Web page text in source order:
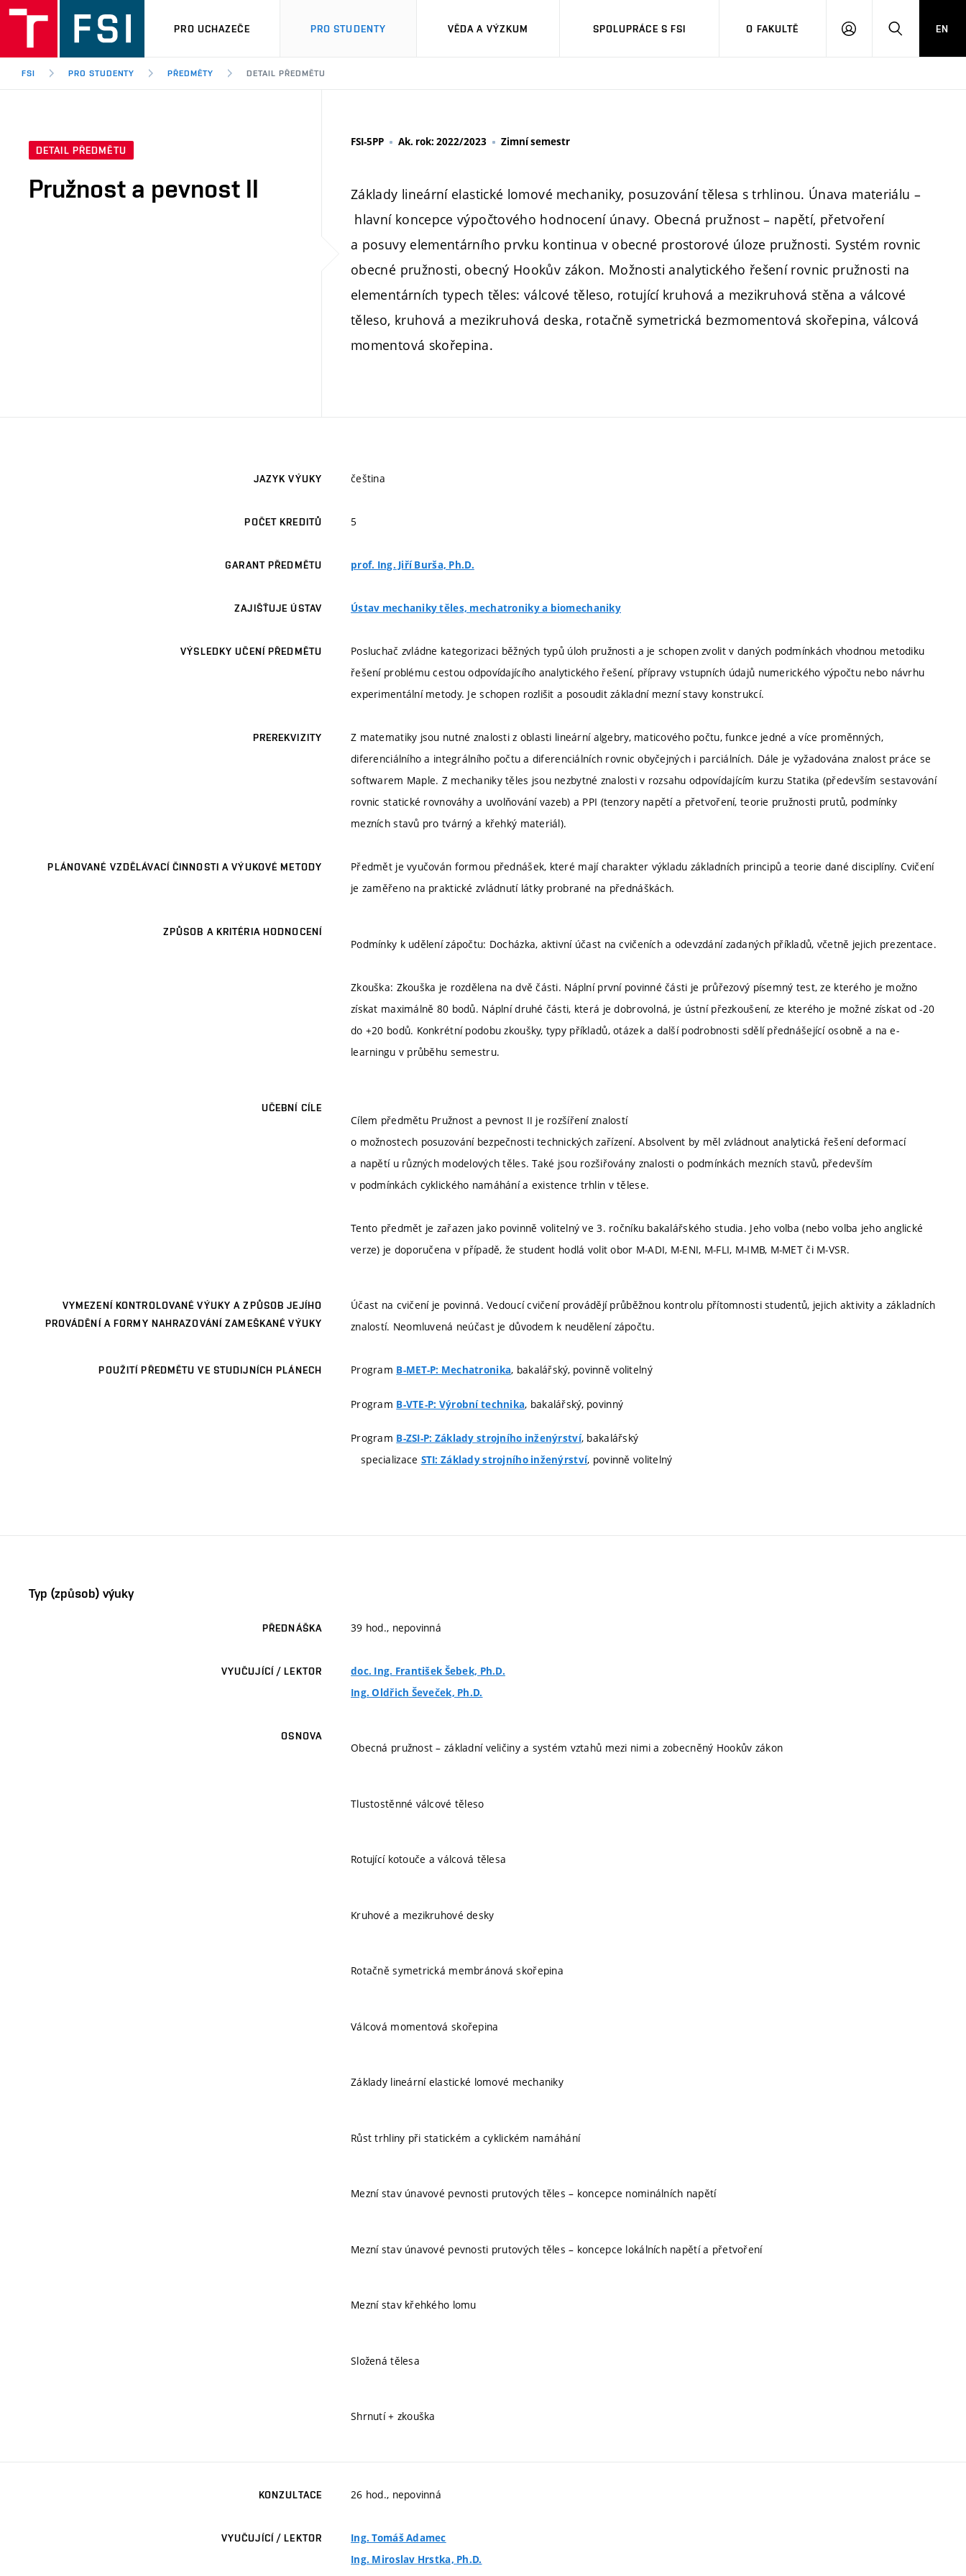
PRO UCHAZEČE PRO STUDENTY VĚDA A VÝZKUM SPOLUPRÁCE S FSI O FAKULTĚ
PŘIHLÁŠENÍHLEDAT
EN
FSI PRO STUDENTY PŘEDMĚTY DETAIL PŘEDMĚTU
DETAIL PŘEDMĚTU
Pružnost a pevnost II
FSI-5PP Ak. rok: 2022/2023 Zimní semestr
Základy lineární elastické lomové mechaniky, posuzování tělesa s trhlinou. Únava materiálu –
hlavní koncepce výpočtového hodnocení únavy. Obecná pružnost – napětí, přetvoření
a posuvy elementárního prvku kontinua v obecné prostorové úloze pružnosti. Systém rovnic
obecné pružnosti, obecný Hookův zákon. Možnosti analytického řešení rovnic pružnosti na
elementárních typech těles: válcové těleso, rotující kruhová a mezikruhová stěna a válcové
těleso, kruhová a mezikruhová deska, rotačně symetrická bezmomentová skořepina, válcová
momentová skořepina.
JAZYK VÝUKY čeština
POČET KREDITŮ 5
GARANT PŘEDMĚTU prof. Ing. Jiří Burša, Ph.D.
ZAJIŠŤUJE ÚSTAV Ústav mechaniky těles, mechatroniky a biomechaniky
VÝSLEDKY UČENÍ PŘEDMĚTU
Posluchač zvládne kategorizaci běžných typů úloh pružnosti a je schopen zvolit v daných podmínkách vhodnou metodiku
řešení problému cestou odpovídajícího analytického řešení, přípravy vstupních údajů numerického výpočtu nebo návrhu
experimentální metody. Je schopen rozlišit a posoudit základní mezní stavy konstrukcí.
PREREKVIZITY
Z matematiky jsou nutné znalosti z oblasti lineární algebry, maticového počtu, funkce jedné a více proměnných,
diferenciálního a integrálního počtu a diferenciálních rovnic obyčejných i parciálních. Dále je vyžadována znalost práce se
softwarem Maple. Z mechaniky těles jsou nezbytné znalosti v rozsahu odpovídajícím kurzu Statika (především sestavování
rovnic statické rovnováhy a uvolňování vazeb) a PPI (tenzory napětí a přetvoření, teorie pružnosti prutů, podmínky
mezních stavů pro tvárný a křehký materiál).
PLÁNOVANÉ VZDĚLÁVACÍ ČINNOSTI A VÝUKOVÉ METODY
Předmět je vyučován formou přednášek, které mají charakter výkladu základních principů a teorie dané disciplíny. Cvičení
je zaměřeno na praktické zvládnutí látky probrané na přednáškách.
ZPŮSOB A KRITÉRIA HODNOCENÍ
Podmínky k udělení zápočtu: Docházka, aktivní účast na cvičeních a odevzdání zadaných příkladů, včetně jejich prezentace.
Zkouška: Zkouška je rozdělena na dvě části. Náplní první povinné části je průřezový písemný test, ze kterého je možno
získat maximálně 80 bodů. Náplní druhé části, která je dobrovolná, je ústní přezkoušení, ze kterého je možné získat od -20
do +20 bodů. Konkrétní podobu zkoušky, typy příkladů, otázek a další podrobnosti sdělí přednášející osobně a na e-
learningu v průběhu semestru.
UČEBNÍ CÍLE
Cílem předmětu Pružnost a pevnost II je rozšíření znalostí
o možnostech posuzování bezpečnosti technických zařízení. Absolvent by měl zvládnout analytická řešení deformací
a napětí u různých modelových těles. Také jsou rozšiřovány znalosti o podmínkách mezních stavů, především
v podmínkách cyklického namáhání a existence trhlin v tělese.
Tento předmět je zařazen jako povinně volitelný ve 3. ročníku bakalářského studia. Jeho volba (nebo volba jeho anglické
verze) je doporučena v případě, že student hodlá volit obor M-ADI, M-ENI, M-FLI, M-IMB, M-MET či M-VSR.
VYMEZENÍ KONTROLOVANÉ VÝUKY A ZPŮSOB JEJÍHO
PROVÁDĚNÍ A FORMY NAHRAZOVÁNÍ ZAMEŠKANÉ VÝUKY
Účast na cvičení je povinná. Vedoucí cvičení provádějí průběžnou kontrolu přítomnosti studentů, jejich aktivity a základních
znalostí. Neomluvená neúčast je důvodem k neudělení zápočtu.
POUŽITÍ PŘEDMĚTU VE STUDIJNÍCH PLÁNECH Program B-MET-P: Mechatronika, bakalářský, povinně volitelný
Program B-VTE-P: Výrobní technika, bakalářský, povinný
Program B-ZSI-P: Základy strojního inženýrství, bakalářský
specializace STI: Základy strojního inženýrství, povinně volitelný
Typ (způsob) výuky
PŘEDNÁŠKA 39 hod., nepovinná
VYUČUJÍCÍ / LEKTOR
doc. Ing. František Šebek, Ph.D.
Ing. Oldřich Ševeček, Ph.D.
OSNOVA
Obecná pružnost – základní veličiny a systém vztahů mezi nimi a zobecněný Hookův zákon
Tlustostěnné válcové těleso
Rotující kotouče a válcová tělesa
Kruhové a mezikruhové desky
Rotačně symetrická membránová skořepina
Válcová momentová skořepina
Základy lineární elastické lomové mechaniky
Růst trhliny při statickém a cyklickém namáhání
Mezní stav únavové pevnosti prutových těles – koncepce nominálních napětí
Mezní stav únavové pevnosti prutových těles – koncepce lokálních napětí a přetvoření
Mezní stav křehkého lomu
Složená tělesa
Shrnutí + zkouška
KONZULTACE 26 hod., nepovinná
VYUČUJÍCÍ / LEKTOR
Ing. Tomáš Adamec
Ing. Miroslav Hrstka, Ph.D.